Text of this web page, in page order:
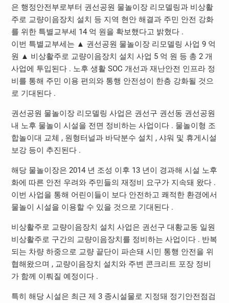
은 행정안전부로부터 권선공원 물놀이장 리모델링과 비상활
주로 교량이음장치 설치 등 지역 현안 해결과 주민 안전 강화
를 위한 특별교부세 14 억 원을 확보했다고 밝혔다 .
이번 특별교부세는 ▲ 권선공원 물놀이장 리모델링 사업 9 억
원 ▲ 비상활주로 교량이음장치 설치 사업 5 억 원 등 총 2 개
사업에 투입된다 . 노후 생활 SOC 개선과 재난안전 인프라 정
비를 통해 주민 이용 편의와 통행 안전성이 한층 강화될 것으
로 기대된다 .
권선공원 물놀이장 리모델링 사업은 권선구 권선동 권선공원
내 노후 물놀이 시설을 전면 정비하는 사업이다 . 물놀이형 조
합놀이대 교체 , 원형터널과 바닥분수 설치 , 샤워 및 휴게시설
보강 등이 추진된다 .
해당 물놀이장은 2014 년 조성 이후 13 년이 경과해 시설 노후
화에 따른 안전 우려와 주민들의 재정비 요구가 지속돼 왔다 .
이번 사업을 통해 어린이들이 보다 안전하고 쾌적한 환경에서
물놀이 시설을 이용할 수 있을 것으로 기대된다 .
비상활주로 교량이음장치 설치 사업은 권선구 대황교동 일원
비상활주로 구간의 교량이음장치를 정비하는 사업이다 . 반복
되는 차량 하중으로 교량 끝단이 파손돼 시민 통행 안전을 위
협해왔으며 , 교량이음장치 설치와 주변 콘크리트 포장 정비
가 함께 이뤄질 예정이다 .
특히 해당 시설은 최근 제 3 종시설물로 지정돼 정기안전점검